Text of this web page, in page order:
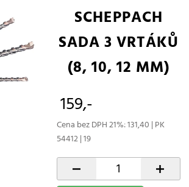
SCHEPPACH
SADA 3 VRTÁKŮ
(8, 10, 12 MM)
159,-
Cena bez DPH 21%: 131,40 | PK
54412 | 19
- +